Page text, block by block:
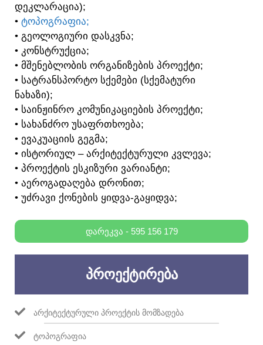
ᲓᲔᲙᲚᲐᲠᲐᲪᲘᲐ);
• ᲢᲝᲞᲝᲒᲠᲐᲤᲘᲐ;
• ᲒᲔᲝᲚᲝᲒᲘᲣᲠᲘ ᲓᲐᲡᲙᲕᲜᲐ;
• ᲙᲝᲜᲡᲢᲠᲣᲥᲪᲘᲐ;
• ᲛᲨᲔᲜᲔᲑᲚᲝᲑᲘᲡ ᲝᲠᲒᲐᲜᲘᲖᲔᲑᲘᲡ ᲞᲠᲝᲔᲥᲢᲘ;
• ᲡᲐᲢᲠᲐᲜᲡᲞᲝᲠᲢᲝ ᲡᲥᲔᲛᲔᲑᲘ (ᲡᲥᲔᲛᲐᲢᲣᲠᲘ
ᲜᲐᲮᲐᲖᲘ);
• ᲡᲐᲘᲜᲟᲘᲜᲠᲝ ᲙᲝᲛᲣᲜᲘᲙᲐᲪᲘᲔᲑᲘᲡ ᲞᲠᲝᲔᲥᲢᲘ;
• ᲡᲐᲮᲐᲜᲫᲠᲝ ᲣᲡᲐᲤᲠᲗᲮᲝᲔᲑᲐ;
• ᲔᲕᲐᲙᲣᲐᲪᲘᲘᲡ ᲒᲔᲒᲛᲐ;
• ᲘᲡᲢᲝᲠᲘᲣᲚ – ᲐᲠᲥᲘᲢᲔᲥᲢᲣᲠᲣᲚᲘ ᲙᲕᲚᲔᲕᲐ;
• ᲞᲠᲝᲔᲥᲢᲘᲡ ᲔᲡᲙᲘᲖᲣᲠᲘ ᲕᲐᲠᲘᲐᲜᲢᲘ;
• ᲐᲔᲠᲝᲒᲐᲓᲐᲦᲔᲑᲐ ᲓᲠᲝᲜᲘᲗ;
• ᲣᲫᲠᲐᲕᲘ ᲥᲝᲜᲔᲑᲘᲡ ᲧᲘᲓᲕᲐ-ᲒᲐᲧᲘᲓᲕᲐ;
ᲓᲐᲠᲔᲙᲕᲐ - 595 156 179
ᲞᲠᲝᲔᲥᲢᲘᲠᲔᲑᲐ
ᲐᲠᲥᲘᲢᲔᲥᲢᲣᲠᲣᲚᲘ ᲞᲠᲝᲔᲥᲢᲘᲡ ᲛᲝᲛᲖᲐᲓᲔᲑᲐ
ᲢᲝᲞᲝᲒᲠᲐᲤᲘᲐ